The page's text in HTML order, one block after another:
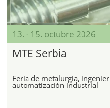
13. - 15. octubre 2026
MTE Serbia
Feria de metalurgia,
automatización industrial